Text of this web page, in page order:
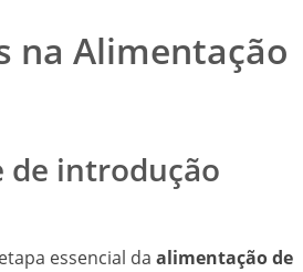
na Alimentação
de introdução
essencial da alimentação de